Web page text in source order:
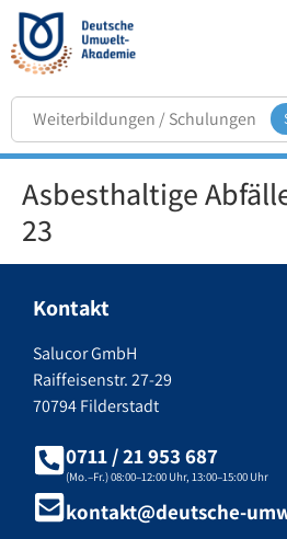
Asbesthaltige
23
Kontakt
Salucor GmbH
Raiffeisenstr. 27-29
70794 Filderstadt
0711 / 21 953 687
(Mo.–Fr.) 08:00–12:00 Uhr, 13:00–15:00 Uhr
kontakt@deutsche-